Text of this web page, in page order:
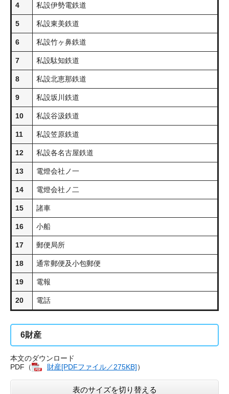
4 私設伊勢電鉄道
5 私設東美鉄道
6 私設竹ヶ鼻鉄道
7 私設駄知鉄道
8 私設北恵那鉄道
9 私設坂川鉄道
10 私設谷汲鉄道
11 私設笠原鉄道
12 私設各名古屋鉄道
13 電燈会社ノ一
14 電燈会社ノ二
15 諸車
16 小船
17 郵便局所
18 通常郵便及小包郵便
19 電報
20 電話
6財産
本文のダウンロード
PDF（
財産[PDFファイル／275KB]）
表のサイズを切り替える